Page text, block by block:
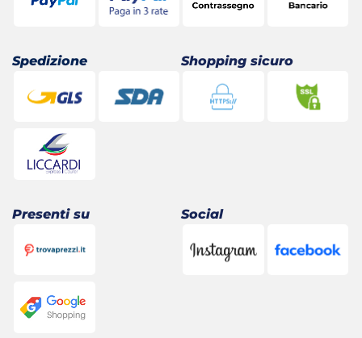
Spedizione Shopping sicuro
Presenti su Social